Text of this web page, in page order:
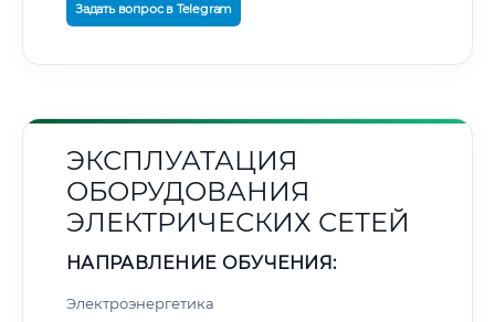
Задать вопрос в Telegram
ЭКСПЛУАТАЦИЯ
ОБОРУДОВАНИЯ
ЭЛЕКТРИЧЕСКИХ СЕТЕЙ
НАПРАВЛЕНИЕ ОБУЧЕНИЯ:
Электроэнергетика